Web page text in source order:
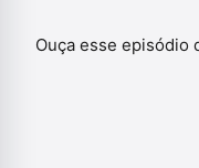
Ouça esse episódio